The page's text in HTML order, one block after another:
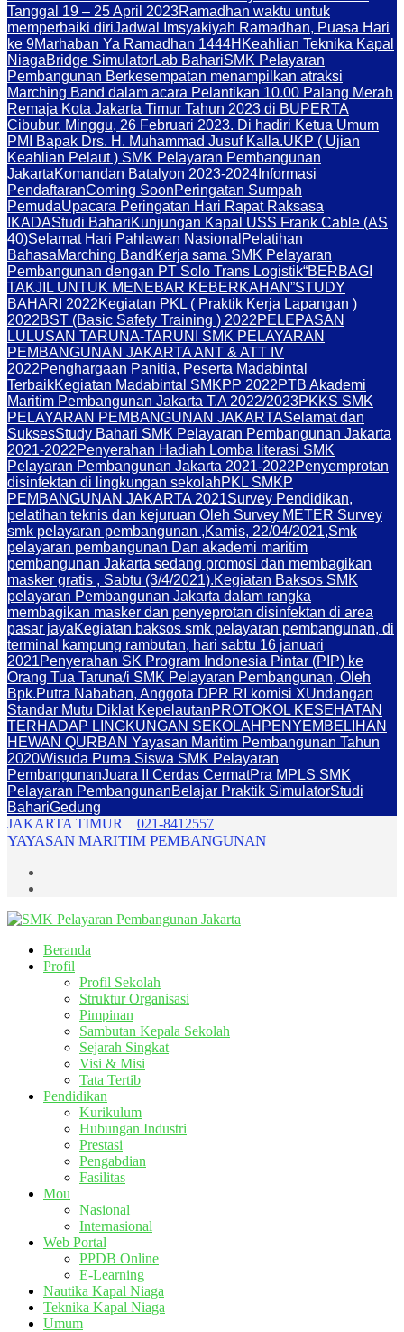
Tanggal 19 – 25 April 2023Ramadhan waktu untuk
memperbaiki diriJadwal Imsyakiyah Ramadhan, Puasa Hari
ke 9Marhaban Ya Ramadhan 1444H Keahlian Teknika Kapal
NiagaBridge SimulatorLab BahariSMK Pelayaran
Pembangunan Berkesempatan menampilkan atraksi
Marching Band dalam acara Pelantikan 10.00 Palang Merah
Remaja Kota Jakarta Timur Tahun 2023 di BUPERTA
Cibubur. Minggu, 26 Februari 2023. Di hadiri Ketua Umum
PMI Bapak Drs. H. Muhammad Jusuf Kalla.UKP ( Ujian
Keahlian Pelaut ) SMK Pelayaran Pembangunan
JakartaKomandan Batalyon 2023-2024 Informasi
PendaftaranComing SoonPeringatan Sumpah
PemudaUpacara Peringatan Hari Rapat Raksasa
IKADAStudi BahariKunjungan Kapal USS Frank Cable (AS
40)Selamat Hari Pahlawan Nasional Pelatihan
BahasaMarching Band Kerja sama SMK Pelayaran
Pembangunan dengan PT Solo Trans Logistik“BERBAGI
TAKJIL UNTUK MENEBAR KEBERKAHAN”STUDY
BAHARI 2022Kegiatan PKL ( Praktik Kerja Lapangan )
2022BST (Basic Safety Training ) 2022PELEPASAN
LULUSAN TARUNA-TARUNI SMK PELAYARAN
PEMBANGUNAN JAKARTA ANT & ATT IV
2022Penghargaan Panitia, Peserta Madabintal
TerbaikKegiatan Madabintal SMKPP 2022PTB Akademi
Maritim Pembangunan Jakarta T.A 2022/2023PKKS SMK
PELAYARAN PEMBANGUNAN JAKARTASelamat dan
SuksesStudy Bahari SMK Pelayaran Pembangunan Jakarta
2021-2022Penyerahan Hadiah Lomba literasi SMK
Pelayaran Pembangunan Jakarta 2021-2022Penyemprotan
disinfektan di lingkungan sekolahPKL SMKP
PEMBANGUNAN JAKARTA 2021Survey Pendidikan,
pelatihan teknis dan kejuruan Oleh Survey METER Survey
smk pelayaran pembangunan ,Kamis, 22/04/2021,Smk
pelayaran pembangunan Dan akademi maritim
pembangunan Jakarta sedang promosi dan membagikan
masker gratis , Sabtu (3/4/2021).Kegiatan Baksos SMK
pelayaran Pembangunan Jakarta dalam rangka
membagikan masker dan penyeprotan disinfektan di area
pasar jayaKegiatan baksos smk pelayaran pembangunan, di
terminal kampung rambutan, hari sabtu 16 januari
2021Penyerahan SK Program Indonesia Pintar (PIP) ke
Orang Tua Taruna/i SMK Pelayaran Pembangunan, Oleh
Bpk.Putra Nababan, Anggota DPR RI komisi XUndangan
Standar Mutu Diklat KepelautanPROTOKOL KESEHATAN
TERHADAP LINGKUNGAN SEKOLAH PENYEMBELIHAN
HEWAN QURBAN Yayasan Maritim Pembangunan Tahun
2020Wisuda Purna Siswa SMK Pelayaran
PembangunanJuara II Cerdas CermatPra MPLS SMK
Pelayaran PembangunanBelajar Praktik SimulatorStudi
BahariGedung
JAKARTA TIMUR
021-8412557
YAYASAN MARITIM PEMBANGUNAN
Beranda
Profil
Profil Sekolah
Struktur Organisasi
Pimpinan
Sambutan Kepala Sekolah
Sejarah Singkat
Visi & Misi
Tata Tertib
Pendidikan
Kurikulum
Hubungan Industri
Prestasi
Pengabdian
Fasilitas
Mou
Nasional
Internasional
Web Portal
PPDB Online
E-Learning
Nautika Kapal Niaga
Teknika Kapal Niaga
Umum